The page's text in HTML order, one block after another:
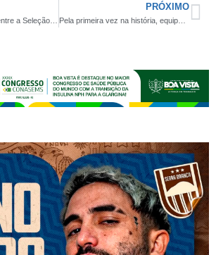
PRÓXIMO
Pela primeira vez na história, equipe do Ouro Velho F.C participará do Campeonato Paraibano da 1ª divisão de Futsal